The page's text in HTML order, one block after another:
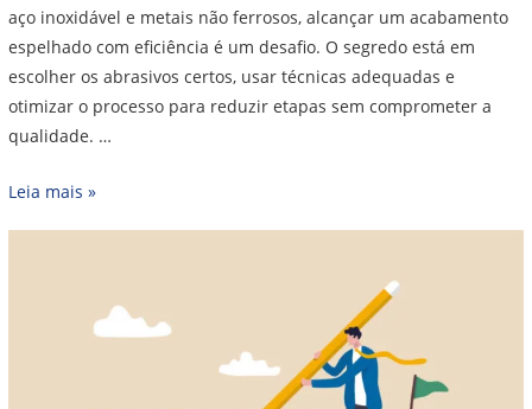
aço inoxidável e metais não ferrosos, alcançar um acabamento
espelhado com eficiência é um desafio. O segredo está em
escolher os abrasivos certos, usar técnicas adequadas e
otimizar o processo para reduzir etapas sem comprometer a
qualidade. …
Leia mais »